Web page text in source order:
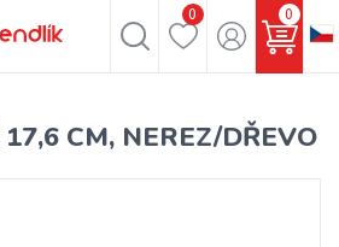
0 0
CM, NEREZ/DŘEVO